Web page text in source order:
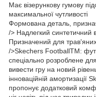
Має візерункову гумову
максимальної чутливості
Формована деталь,
/> Надлегкий синтетичний
Призначений для трав'яних
/>Skechers FootballTM:
спеціально розроблене
вивести гру на новий
інноваційній амортизації
пропонує додатковий